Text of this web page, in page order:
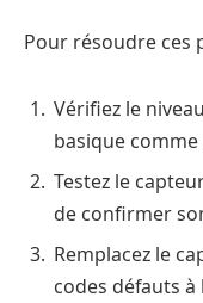
Pour résoudre ces
Vérifiez le
basique
Testez le
de confirmer
Remplacez le
codes défauts à